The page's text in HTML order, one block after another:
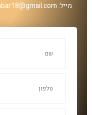
מייל: dreamteambar18@gmail.com